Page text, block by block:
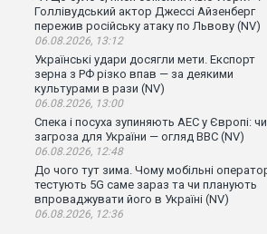
Голлівудський актор Джессі Айзенберг
пережив російську атаку по Львову (NV)
06.08.2026, 13:12
Українські удари досягли мети. Експорт
зерна з РФ різко впав — за деякими
культурами в рази (NV)
06.08.2026, 13:00
Спека і посуха зупиняють АЕС у Європі:
загроза для України — огляд ВВС (NV)
06.08.2026, 12:48
До чого тут зима. Чому мобільні
тестують 5G саме зараз та чи планують
впроваджувати його в Україні (NV)
06.08.2026, 12:36